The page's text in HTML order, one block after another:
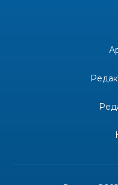
Одна з
професійним